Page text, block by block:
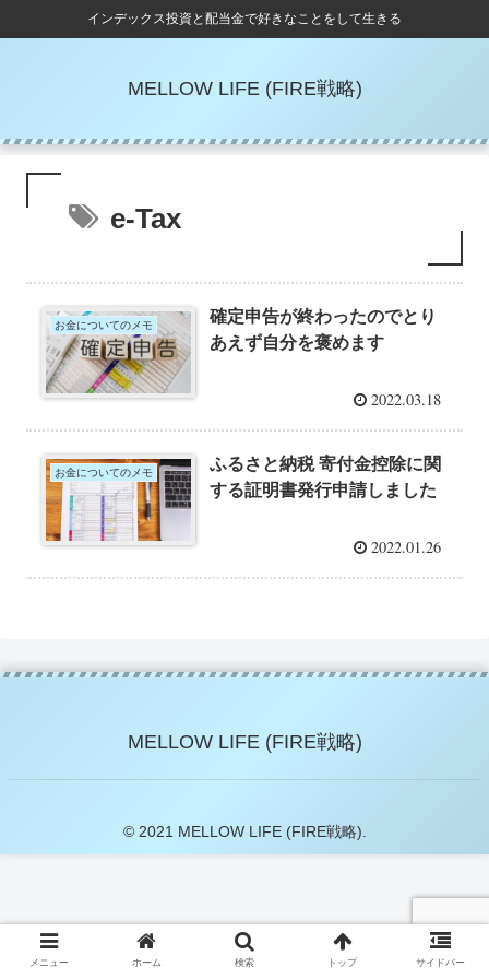
インデックス投資と配当金で好きなことをして生きる
MELLOW LIFE (FIRE戦略)
e-Tax
お金についてのメモ
確定申告が終わったのでとり
あえず自分を褒めます
2022.03.18
お金についてのメモ
ふるさと納税 寄付金控除に関
する証明書発行申請しました
2022.01.26
MELLOW LIFE (FIRE戦略)
© 2021 MELLOW LIFE (FIRE戦略).
メニュー ホーム 検索 トップ サイドバー